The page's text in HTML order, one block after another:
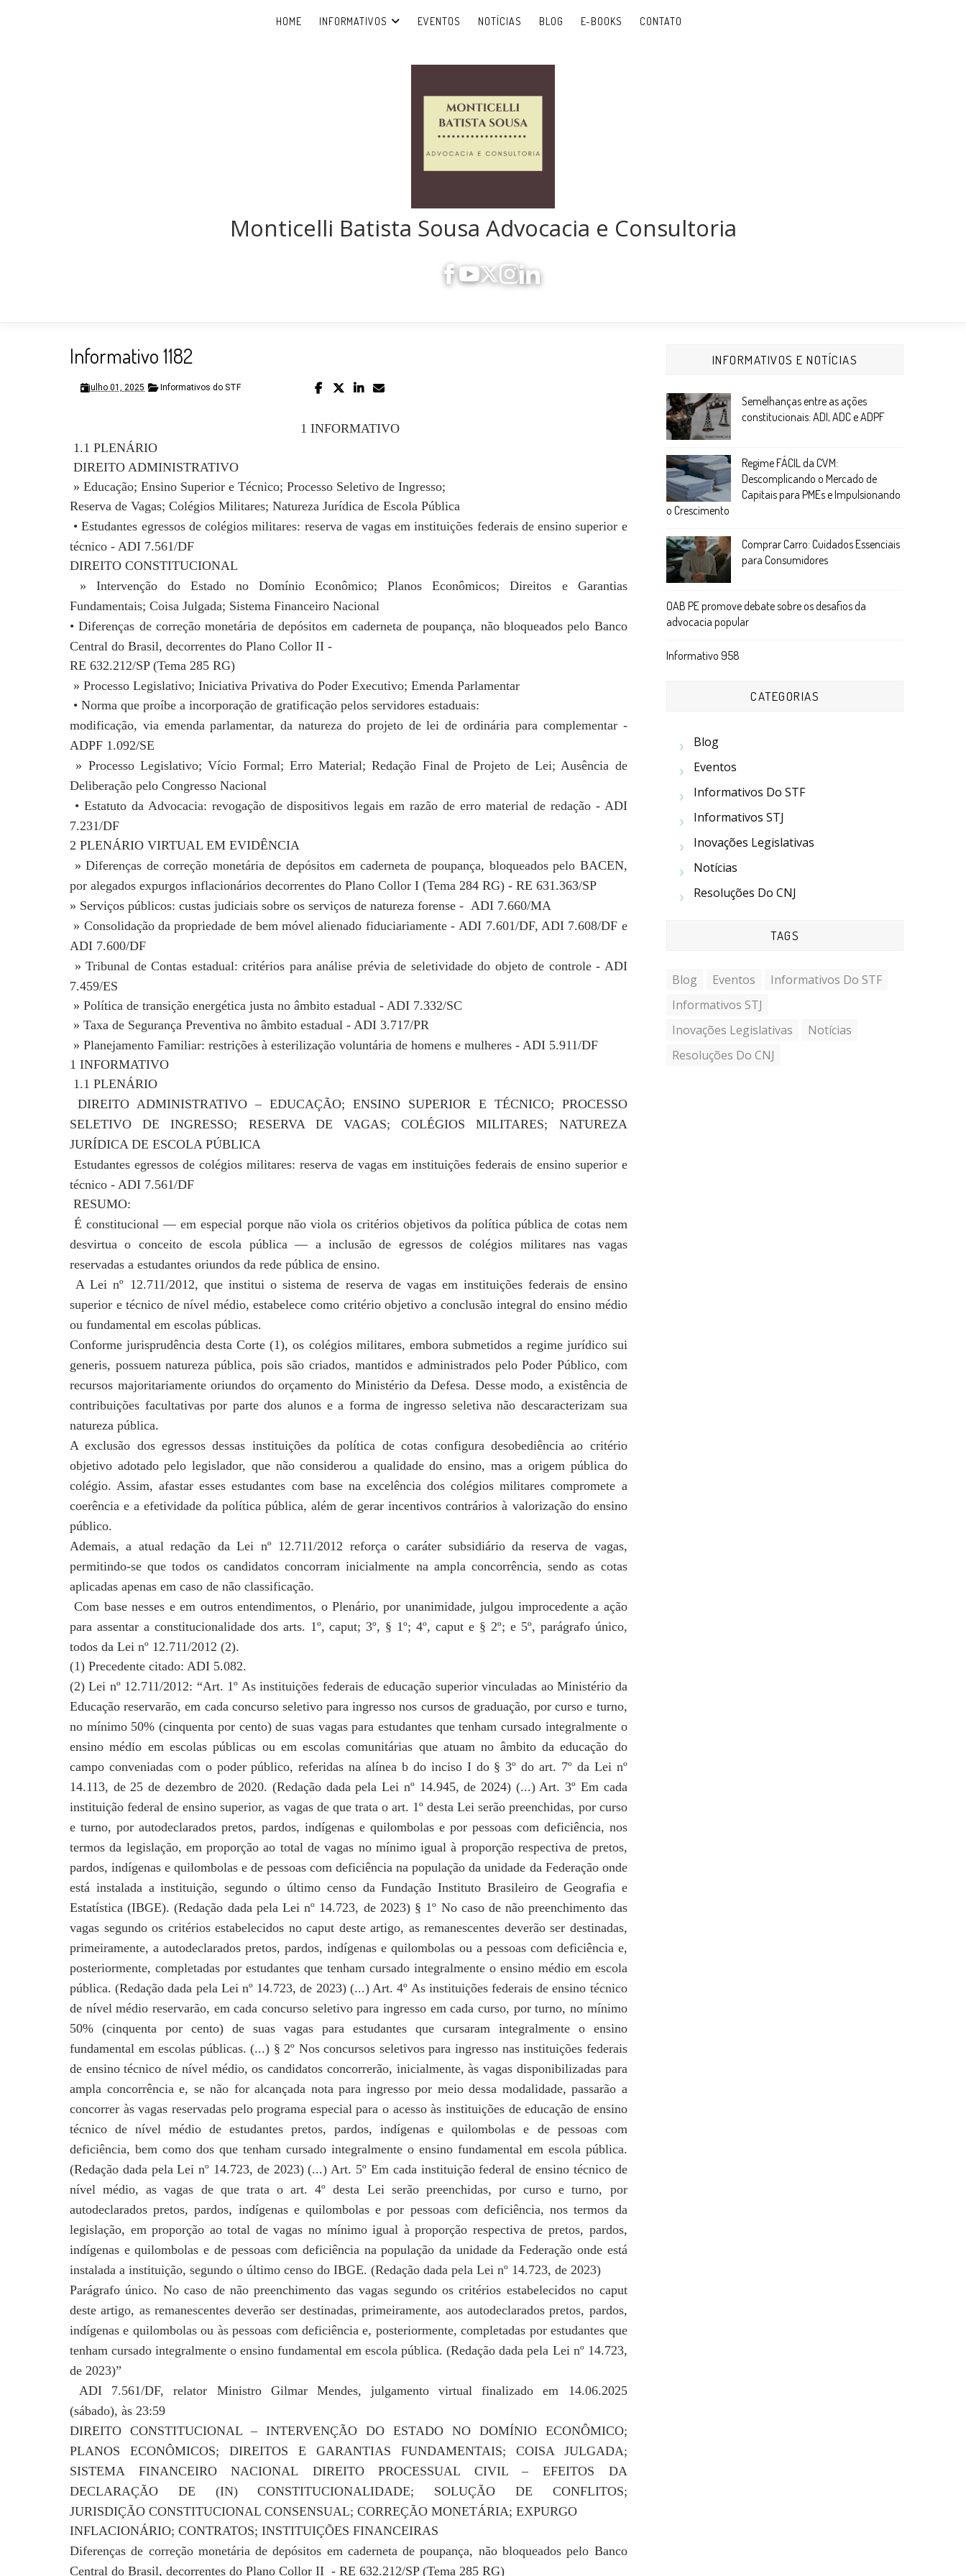
HOME INFORMATIVOS EVENTOS NOTÍCIAS BLOG E-BOOKS CONTATO
Monticelli Batista Sousa Advocacia e Consultoria
Informativo 1182
julho 01, 2025 Informativos do STF
1 INFORMATIVO
1.1 PLENÁRIO
DIREITO ADMINISTRATIVO
» Educação; Ensino Superior e Técnico; Processo Seletivo de Ingresso;
Reserva de Vagas; Colégios Militares; Natureza Jurídica de Escola Pública
• Estudantes egressos de colégios militares: reserva de vagas em instituições federais de ensino superior e
técnico - ADI 7.561/DF
DIREITO CONSTITUCIONAL
» Intervenção do Estado no Domínio Econômico; Planos Econômicos; Direitos e Garantias
Fundamentais; Coisa Julgada; Sistema Financeiro Nacional
• Diferenças de correção monetária de depósitos em caderneta de poupança, não bloqueados pelo Banco
Central do Brasil, decorrentes do Plano Collor II -
RE 632.212/SP (Tema 285 RG)
» Processo Legislativo; Iniciativa Privativa do Poder Executivo; Emenda Parlamentar
• Norma que proíbe a incorporação de gratificação pelos servidores estaduais:
modificação, via emenda parlamentar, da natureza do projeto de lei deordinária para complementar -
ADPF 1.092/SE
» Processo Legislativo; Vício Formal; Erro Material; Redação Final de Projeto de Lei; Ausência de
Deliberação pelo Congresso Nacional
• Estatuto da Advocacia: revogação de dispositivos legais em razão de erro material de redação - ADI
7.231/DF
2 PLENÁRIO VIRTUAL EM EVIDÊNCIA
» Diferenças de correção monetária de depósitos em caderneta de poupança, bloqueados pelo BACEN,
por alegados expurgos inflacionários decorrentes do Plano Collor I (Tema 284 RG) - RE 631.363/SP
» Serviços públicos: custas judiciais sobre os serviços de natureza forense - ADI 7.660/MA
» Consolidação da propriedade de bem móvel alienado fiduciariamente -ADI 7.601/DF, ADI 7.608/DF e
ADI 7.600/DF
» Tribunal de Contas estadual: critérios para análise prévia de seletividadedo objeto de controle - ADI
7.459/ES
» Política de transição energética justa no âmbito estadual - ADI 7.332/SC
» Taxa de Segurança Preventiva no âmbito estadual - ADI 3.717/PR
» Planejamento Familiar: restrições à esterilização voluntária de homens e mulheres - ADI 5.911/DF
1 INFORMATIVO
1.1 PLENÁRIO
DIREITO ADMINISTRATIVO – EDUCAÇÃO; ENSINO SUPERIOR E TÉCNICO; PROCESSO
SELETIVO DE INGRESSO; RESERVA DE VAGAS; COLÉGIOSMILITARES; NATUREZA
JURÍDICA DE ESCOLA PÚBLICA
Estudantes egressos de colégios militares: reserva de vagas em instituições federais de ensino superior e
técnico - ADI 7.561/DF
RESUMO:
É constitucional — em especial porque não viola os critérios objetivos da políticapública de cotas nem
desvirtua o conceito de escola pública — a inclusão de egressos de colégios militares nas vagas
reservadas a estudantes oriundos da rede pública de ensino.
A Lei nº 12.711/2012, que institui o sistema de reserva de vagas em instituições federaisde ensino
superior e técnico de nível médio, estabelece como critério objetivo a conclusão integral do ensino médio
ou fundamental em escolas públicas.
Conforme jurisprudência desta Corte (1), os colégios militares, embora submetidos aregime jurídico sui
generis, possuem natureza pública, pois são criados, mantidos e administrados pelo Poder Público, com
recursos majoritariamente oriundos do orçamento doMinistério da Defesa. Desse modo, a existência de
contribuições facultativas por partedos alunos e a forma de ingresso seletiva não descaracterizam sua
natureza pública.
A exclusão dos egressos dessas instituições da política de cotas configura desobediência ao critério
objetivo adotado pelo legislador, que não considerou a qualidade doensino, mas a origem pública do
colégio. Assim, afastar esses estudantes com base na excelência dos colégios militares compromete a
coerência e a efetividade da políticapública, além de gerar incentivos contrários à valorização do ensino
público.
Ademais, a atual redação da Lei nº 12.711/2012 reforça o caráter subsidiário da reservade vagas,
permitindo-se que todos os candidatos concorram inicialmente na ampla concorrência, sendo as cotas
aplicadas apenas em caso de não classificação.
Com base nesses e em outros entendimentos, o Plenário, por unanimidade, julgou improcedente a ação
para assentar a constitucionalidade dos arts. 1º, caput; 3º, § 1º;4º, caput e § 2º; e 5º, parágrafo único,
todos da Lei nº 12.711/2012 (2).
(1) Precedente citado: ADI 5.082.
(2) Lei nº 12.711/2012: “Art. 1º As instituições federais de educação superior vinculadas ao Ministério da
Educaçãoreservarão, em cada concurso seletivo para ingresso nos cursos de graduação, por curso e turno,
no mínimo 50% (cinquenta por cento) de suas vagas para estudantes que tenham cursado integralmente o
ensino médio em escolas públicas ou em escolas comunitárias que atuam no âmbito da educação do
campo conveniadas com o poder público, referidas na alínea b do inciso I do § 3º do art. 7º da Lei nº
14.113, de 25 de dezembro de 2020. (Redação dada pela Lei nº 14.945, de 2024) (...) Art. 3º Em cada
instituição federal de ensino superior,as vagas de que trata o art. 1º desta Lei serão preenchidas, por curso
e turno, por autodeclarados pretos, pardos, indígenas e quilombolas e por pessoas com deficiência, nos
termos da legislação, em proporçãoao total de vagas no mínimo igual à proporção respectiva de pretos,
pardos, indígenas e quilombolas ede pessoas com deficiência na população da unidade da Federação onde
está instalada a instituição,segundo o último censo da Fundação Instituto Brasileiro de Geografia e
Estatística (IBGE). (Redação dada pela Lei nº 14.723, de 2023) § 1º No caso de não preenchimento das
vagas segundo os critérios estabelecidos no caput deste artigo, as remanescentes deverão ser destinadas,
primeiramente, a autodeclarados pretos, pardos, indígenas e quilombolas ou a pessoas com deficiência e,
posteriormente, completadas por estudantes que tenham cursado integralmente o ensino médio em escola
pública. (Redação dada pela Lei nº 14.723,de 2023) (...) Art. 4º As instituições federais de ensino técnico
de nível médio reservarão, em cada concurso seletivo para ingresso em cada curso, por turno, no mínimo
50% (cinquenta por cento) de suas vagas para estudantes que cursaram integralmente o ensino
fundamental em escolas públicas. (...) § 2º Nos concursos seletivos para ingresso nas instituições federais
de ensino técnico de nível médio, os candidatos concorrerão, inicialmente, às vagas disponibilizadas para
ampla concorrência e, se não for alcançada nota para ingressopor meio dessa modalidade, passarão a
concorrer às vagas reservadas pelo programa especial para o acesso às instituições de educação de ensino
técnico de nível médio de estudantes pretos, pardos, indígenase quilombolas e de pessoas com
deficiência, bem como dos que tenham cursado integralmente o ensino fundamental em escola pública.
(Redação dada pela Lei nº 14.723, de 2023) (...) Art. 5º Em cada instituiçãofederal de ensino técnico de
nível médio, as vagas de que trata o art. 4º desta Lei serão preenchidas, porcurso e turno, por
autodeclarados pretos, pardos, indígenas e quilombolas e por pessoas com deficiência,nos termos da
legislação, em proporção ao total de vagas no mínimo igual à proporção respectiva de pretos, pardos,
indígenas e quilombolas e de pessoas com deficiência na população da unidade da Federação onde está
instalada a instituição, segundo o último censo do IBGE. (Redação dada pela Lei nº 14.723, de 2023)
Parágrafo único. No caso de não preenchimento das vagas segundo os critérios estabelecidos no caput
desteartigo, as remanescentes deverão ser destinadas, primeiramente, aos autodeclarados pretos, pardos,
indígenase quilombolas ou às pessoas com deficiência e, posteriormente, completadas por estudantes que
tenhamcursado integralmente o ensino fundamental em escola pública. (Redação dada pela Lei nº 14.723,
de 2023)”
ADI 7.561/DF, relator Ministro Gilmar Mendes, julgamento virtual finalizado em 14.06.2025
(sábado), às 23:59
DIREITO CONSTITUCIONAL – INTERVENÇÃO DO ESTADO NO DOMÍNIO ECONÔMICO;
PLANOS ECONÔMICOS; DIREITOS E GARANTIAS FUNDAMENTAIS; COISA JULGADA;
SISTEMA FINANCEIRO NACIONAL DIREITO PROCESSUAL CIVIL – EFEITOS DA
DECLARAÇÃO DE (IN)CONSTITUCIONALIDADE; SOLUÇÃO DE CONFLITOS;
JURISDIÇÃO CONSTITUCIONAL CONSENSUAL; CORREÇÃO MONETÁRIA; EXPURGO
INFLACIONÁRIO; CONTRATOS; INSTITUIÇÕES FINANCEIRAS
Diferenças de correção monetária de depósitos em cadernetade poupança, não bloqueados pelo Banco
Central do Brasil, decorrentes do Plano Collor II - RE 632.212/SP (Tema 285 RG)
INFORMATIVOS E NOTÍCIAS
Semelhanças entre as ações
constitucionais: ADI, ADC e ADPF
Regime FÁCIL da CVM:
Descomplicando o Mercado de
Capitais para PMEs e Impulsionando
o Crescimento
Comprar Carro: Cuidados Essenciais
para Consumidores
OAB PE promove debate sobre os desafios da
advocacia popular
Informativo 958
CATEGORIAS
Blog
Eventos
Informativos Do STF
Informativos STJ
Inovações Legislativas
Notícias
Resoluções Do CNJ
TAGS
Blog Eventos
Informativos Do STF
Informativos STJ
Inovações Legislativas
Notícias
Resoluções Do CNJ